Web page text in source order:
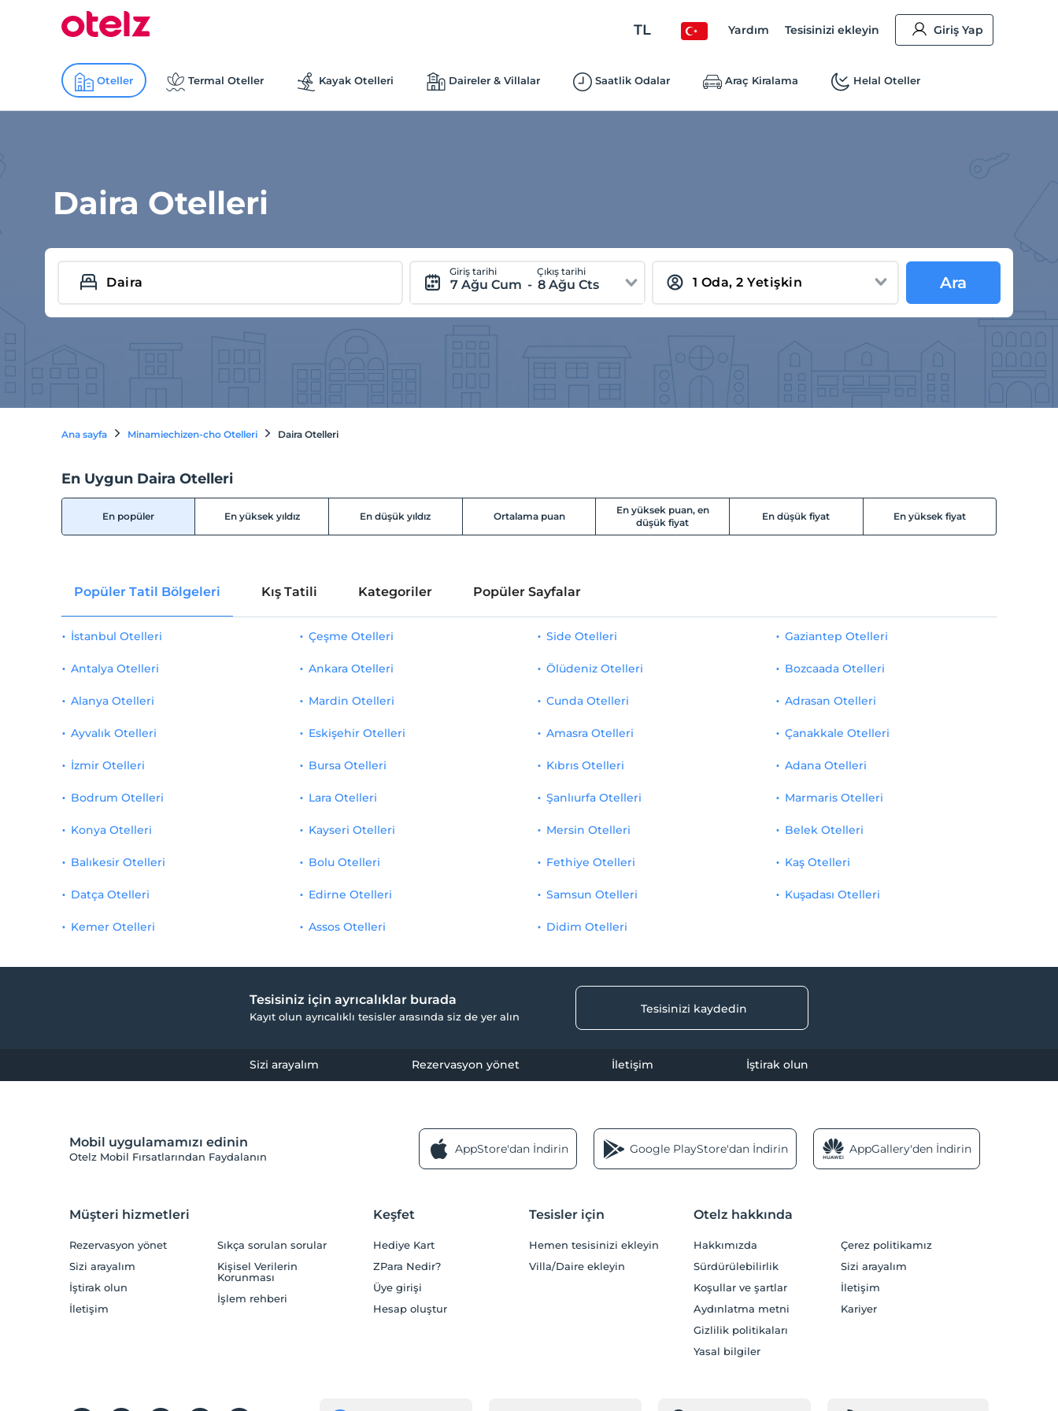
TL Yardım Tesisinizi ekleyin Giriş Yap
Oteller Termal Oteller Kayak Otelleri Daireler & Villalar Saatlik Odalar Araç Kiralama Helal Oteller
Daira Otelleri
Giriş tarihi
7 Ağu Cum -
Çıkış tarihi
8 Ağu Cts Ara
Ana sayfa Minamiechizen-cho Otelleri Daira Otelleri
En Uygun Daira Otelleri
En popüler En yüksek yıldız En düşük yıldız Ortalama puan
En yüksek puan, en
düşük fiyat
En düşük fiyat En yüksek fiyat
Popüler Tatil Bölgeleri Kış Tatili Kategoriler Popüler Sayfalar
İstanbul Otelleri
Antalya Otelleri
Alanya Otelleri
Ayvalık Otelleri
İzmir Otelleri
Çeşme Otelleri
Ankara Otelleri
Mardin Otelleri
Eskişehir Otelleri
Bursa Otelleri
Side Otelleri
Ölüdeniz Otelleri
Cunda Otelleri
Amasra Otelleri
Kıbrıs Otelleri
Gaziantep Otelleri
Bozcaada Otelleri
Adrasan Otelleri
Çanakkale Otelleri
Adana Otelleri
Bodrum Otelleri
Konya Otelleri
Balıkesir Otelleri
Datça Otelleri
Kemer Otelleri
Lara Otelleri
Kayseri Otelleri
Bolu Otelleri
Edirne Otelleri
Assos Otelleri
Şanlıurfa Otelleri
Mersin Otelleri
Fethiye Otelleri
Samsun Otelleri
Didim Otelleri
Marmaris Otelleri
Belek Otelleri
Kaş Otelleri
Kuşadası Otelleri
Tesisiniz için ayrıcalıklar burada
Kayıt olun ayrıcalıklı tesisler arasında siz de yer alın
Tesisinizi kaydedin
Sizi arayalım Rezervasyon yönet İletişim İştirak olun
Mobil uygulamamızı edinin
Otelz Mobil Fırsatlarından Faydalanın
AppStore'dan İndirin Google PlayStore'dan İndirin AppGallery'den İndirin
Müşteri hizmetleri
Rezervasyon yönet
Sizi arayalım
İştirak olun
İletişim
Sıkça sorulan sorular
Kişisel Verilerin
Korunması
İşlem rehberi
Keşfet
Hediye Kart
ZPara Nedir?
Üye girişi
Hesap oluştur
Tesisler için
Hemen tesisinizi ekleyin
Villa/Daire ekleyin
Otelz hakkında
Hakkımızda
Sürdürülebilirlik
Koşullar ve şartlar
Aydınlatma metni
Gizlilik politikaları
Yasal bilgiler
Çerez politikamız
Sizi arayalım
İletişim
Kariyer